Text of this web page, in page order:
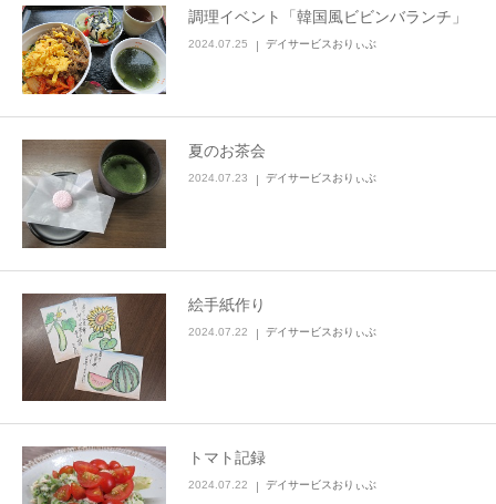
調理イベント「韓国風ビビンバランチ」
2024.07.25 デイサービスおりぃぶ
夏のお茶会
2024.07.23 デイサービスおりぃぶ
絵手紙作り
2024.07.22 デイサービスおりぃぶ
トマト記録
2024.07.22 デイサービスおりぃぶ